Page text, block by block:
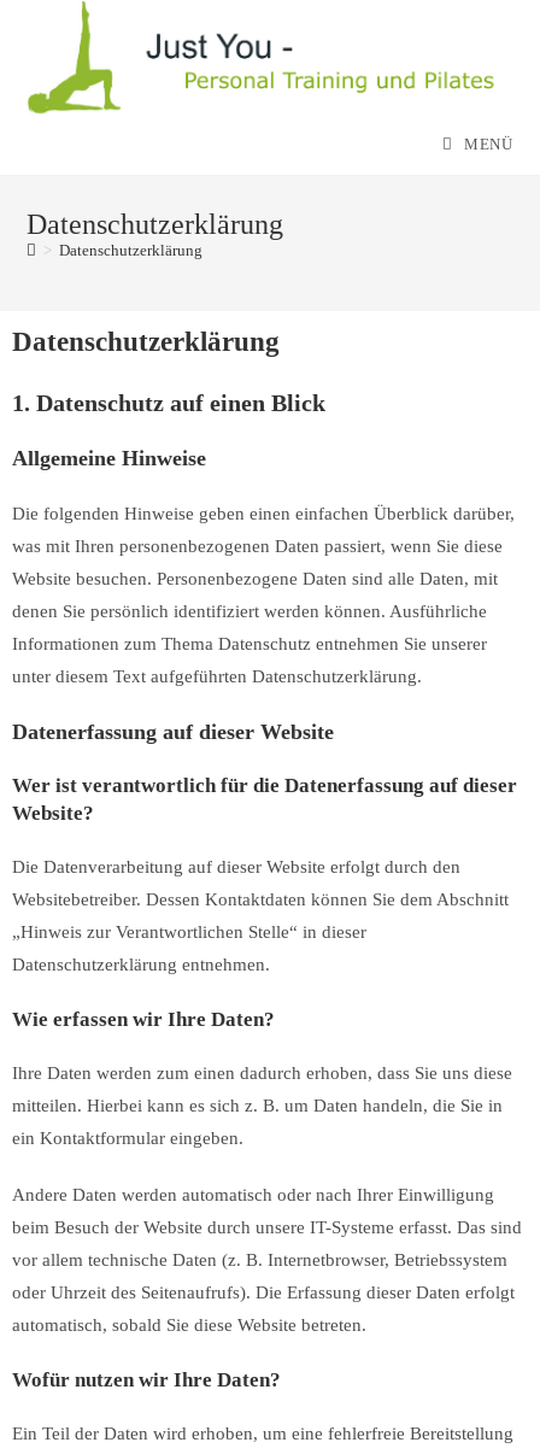
MENÜ
Datenschutzerklärung
> Datenschutzerklärung
Datenschutz­erklärung
1. Datenschutz auf einen Blick
Allgemeine Hinweise
Die folgenden Hinweise geben einen einfachen Überblick darüber,
was mit Ihren personenbezogenen Daten passiert, wenn Sie diese
Website besuchen. Personenbezogene Daten sind alle Daten, mit
denen Sie persönlich identifiziert werden können. Ausführliche
Informationen zum Thema Datenschutz entnehmen Sie unserer
unter diesem Text aufgeführten Datenschutzerklärung.
Datenerfassung auf dieser Website
Wer ist verantwortlich für die Datenerfassung auf dieser
Website?
Die Datenverarbeitung auf dieser Website erfolgt durch den
Websitebetreiber. Dessen Kontaktdaten können Sie dem Abschnitt
„Hinweis zur Verantwortlichen Stelle“ in dieser
Datenschutzerklärung entnehmen.
Wie erfassen wir Ihre Daten?
Ihre Daten werden zum einen dadurch erhoben, dass Sie uns diese
mitteilen. Hierbei kann es sich z. B. um Daten handeln, die Sie in
ein Kontaktformular eingeben.
Andere Daten werden automatisch oder nach Ihrer Einwilligung
beim Besuch der Website durch unsere IT-Systeme erfasst. Das sind
vor allem technische Daten (z. B. Internetbrowser, Betriebssystem
oder Uhrzeit des Seitenaufrufs). Die Erfassung dieser Daten erfolgt
automatisch, sobald Sie diese Website betreten.
Wofür nutzen wir Ihre Daten?
Ein Teil der Daten wird erhoben, um eine fehlerfreie Bereitstellung